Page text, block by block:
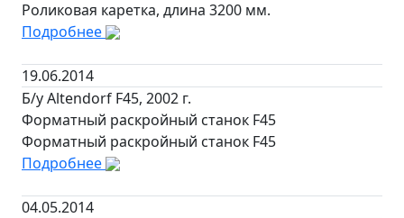
Роликовая каретка, длина 3200 мм.
Подробнее
19.06.2014
Б/у Altendorf F45, 2002 г.
Форматный раскройный станок F45
Форматный раскройный станок F45
Подробнее
04.05.2014